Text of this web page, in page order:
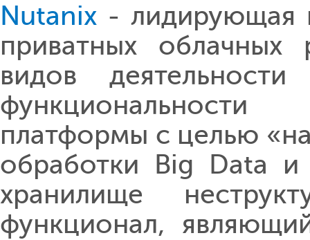
Nutanix - лидирующая
приватных
видов
функциональности
платформы с целью
обработки Big Data
хранилище
функционал,